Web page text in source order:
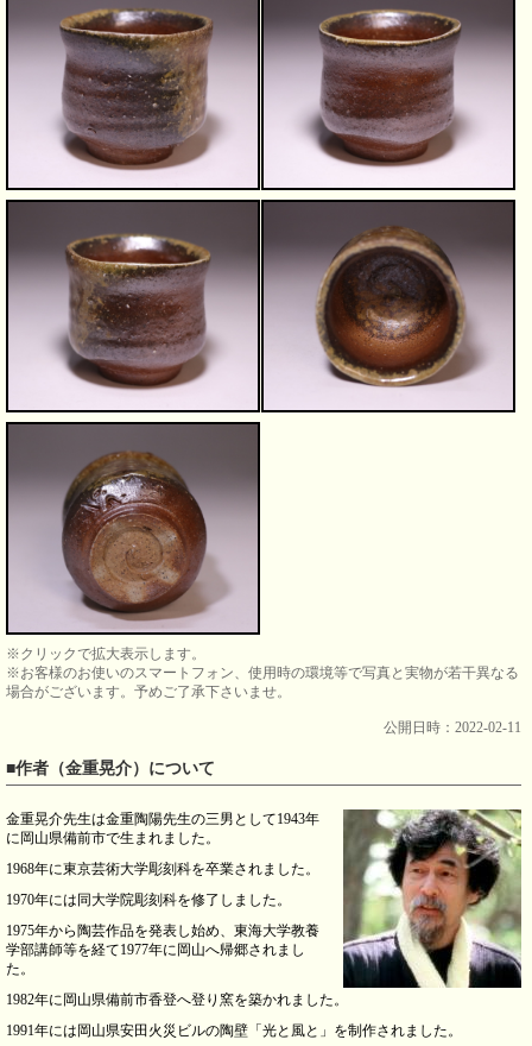
※クリックで拡大表示します。
※お客様のお使いのスマートフォン、使用時の環境等で写真と実物が若干異なる
場合がございます。予めご了承下さいませ。
公開日時：2022-02-11
■作者（金重晃介）について
金重晃介先生は金重陶陽先生の三男として1943年
に岡山県備前市で生まれました。
1968年に東京芸術大学彫刻科を卒業されました。
1970年には同大学院彫刻科を修了しました。
1975年から陶芸作品を発表し始め、東海大学教養
学部講師等を経て1977年に岡山へ帰郷されまし
た。
1982年に岡山県備前市香登へ登り窯を築かれました。
1991年には岡山県安田火災ビルの陶壁「光と風と」を制作されました。